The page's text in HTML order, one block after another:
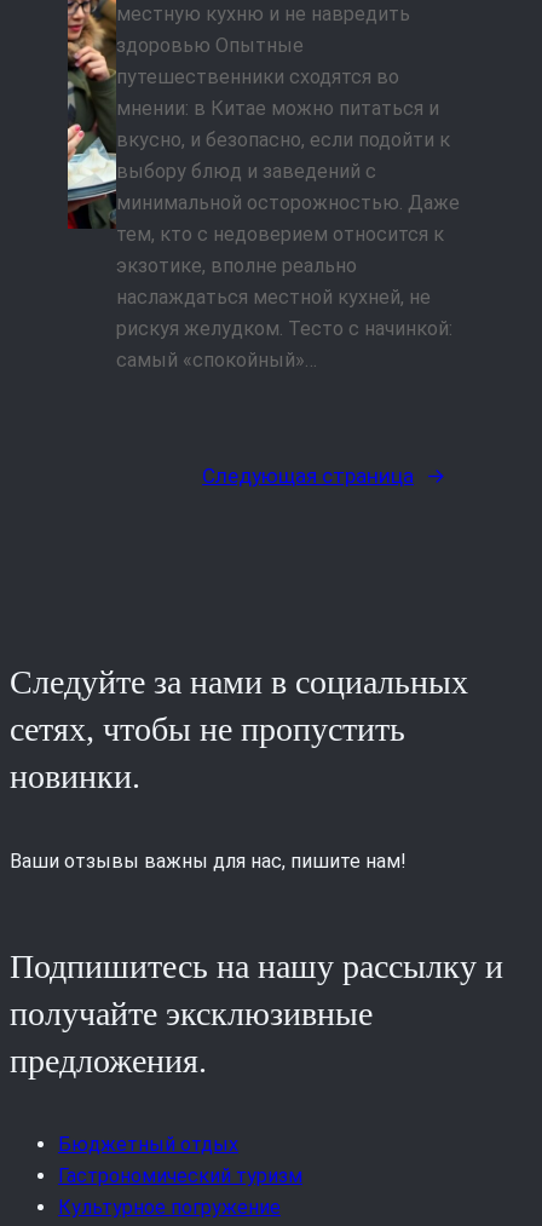
местную кухню и не навредить
здоровью Опытные
путешественники сходятся во
мнении: в Китае можно питаться и
вкусно, и безопасно, если подойти к
выбору блюд и заведений с
минимальной осторожностью. Даже
тем, кто с недоверием относится к
экзотике, вполне реально
наслаждаться местной кухней, не
рискуя желудком. Тесто с начинкой:
самый «спокойный»…
Следующая страница →
Следуйте за нами в социальных
сетях, чтобы не пропустить
новинки.
Ваши отзывы важны для нас, пишите нам!
Подпишитесь на нашу рассылку и
получайте эксклюзивные
предложения.
Бюджетный отдых
Гастрономический туризм
Культурное погружение